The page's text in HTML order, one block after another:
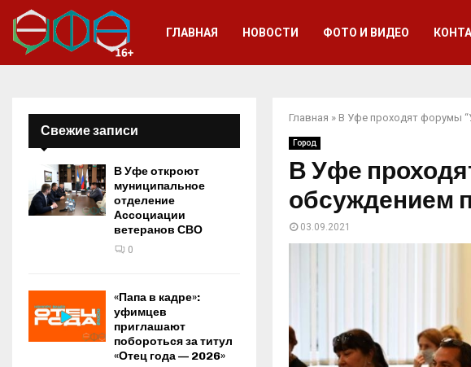
ГЛАВНАЯ НОВОСТИ ФОТО И ВИДЕО
Главная » В Уфе проходят форумы
Город
В Уфе
обсуждением
03.09.2021
Свежие записи
В Уфе откроют
муниципальное
отделение
Ассоциации
ветеранов СВО
0
«Папа в кадре»:
уфимцев
приглашают
побороться за титул
«Отец года — 2026»